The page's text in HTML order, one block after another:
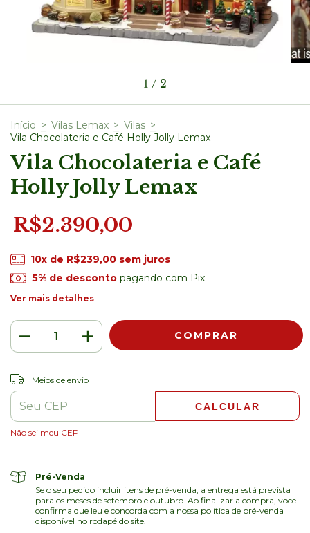
1 / 2
Início > Vilas Lemax > Vilas >
Vila Chocolateria e Café Holly Jolly Lemax
Vila Chocolateria e Café
Holly Jolly Lemax
R$2.390,00
10x de R$239,00sem juros
5% de desconto pagando com Pix
Ver mais detalhes
Entregas para o CEP:
Meios de envio
CALCULAR
Não sei meu CEP
Pré-Venda
Se o seu pedido incluir itens de pré-venda, a entrega está prevista
para os meses de setembro e outubro. Ao finalizar a compra, você
confirma que leu e concorda com a nossa política de pré-venda
disponível no rodapé do site.